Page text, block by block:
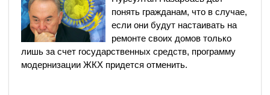
понять гражданам, что в случае,
если они будут настаивать на
ремонте своих домов только
лишь за счет государственных средств, программу
модернизации ЖКХ придется отменить.